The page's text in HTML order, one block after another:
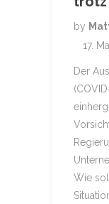
by
17.
Der
Wie